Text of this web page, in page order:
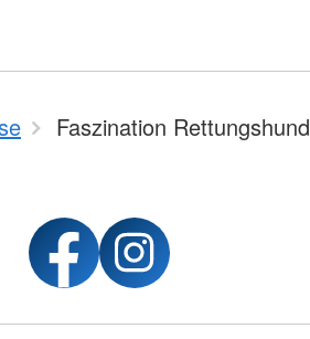
Faszination Rettungshund